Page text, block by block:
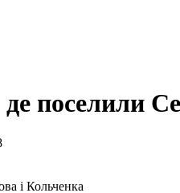
де поселили